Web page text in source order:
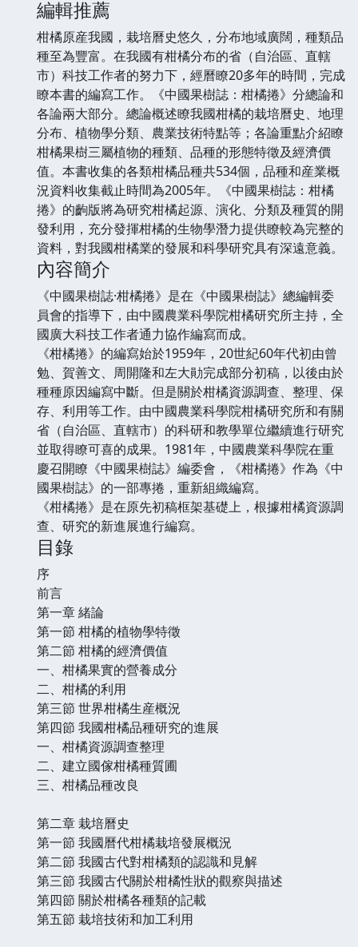
編輯推薦
柑橘原産我國，栽培曆史悠久，分布地域廣闊，種類品
種至為豐富。在我國有柑橘分布的省（自治區、直轄
市）科技工作者的努力下，經曆瞭20多年的時間，完成
瞭本書的編寫工作。《中國果樹誌：柑橘捲》分總論和
各論兩大部分。總論概述瞭我國柑橘的栽培曆史、地理
分布、植物學分類、農業技術特點等；各論重點介紹瞭
柑橘果樹三屬植物的種類、品種的形態特徵及經濟價
值。本書收集的各類柑橘品種共534個，品種和産業概
況資料收集截止時間為2005年。《中國果樹誌：柑橘
捲》的齣版將為研究柑橘起源、演化、分類及種質的開
發利用，充分發揮柑橘的生物學潛力提供瞭較為完整的
資料，對我國柑橘業的發展和科學研究具有深遠意義。
內容簡介
《中國果樹誌·柑橘捲》是在《中國果樹誌》總編輯委
員會的指導下，由中國農業科學院柑橘研究所主持，全
國廣大科技工作者通力協作編寫而成。
《柑橘捲》的編寫始於1959年，20世紀60年代初由曾
勉、賀善文、周開隆和左大勛完成部分初稿，以後由於
種種原因編寫中斷。但是關於柑橘資源調查、整理、保
存、利用等工作。由中國農業科學院柑橘研究所和有關
省（自治區、直轄市）的科研和教學單位繼續進行研究
並取得瞭可喜的成果。1981年，中國農業科學院在重
慶召開瞭《中國果樹誌》編委會，《柑橘捲》作為《中
國果樹誌》的一部專捲，重新組織編寫。
《柑橘捲》是在原先初稿框架基礎上，根據柑橘資源調
查、研究的新進展進行編寫。
目錄
序
前言
第一章 緒論
第一節 柑橘的植物學特徵
第二節 柑橘的經濟價值
一、柑橘果實的營養成分
二、柑橘的利用
第三節 世界柑橘生産概況
第四節 我國柑橘品種研究的進展
一、柑橘資源調查整理
二、建立國傢柑橘種質圃
三、柑橘品種改良
第二章 栽培曆史
第一節 我國曆代柑橘栽培發展概況
第二節 我國古代對柑橘類的認識和見解
第三節 我國古代關於柑橘性狀的觀察與描述
第四節 關於柑橘各種類的記載
第五節 栽培技術和加工利用